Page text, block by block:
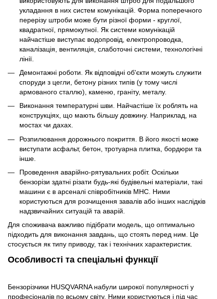
укладання в них систем комунікацій. Форма поперечного
перерізу штроби може бути різної форми - круглої,
квадратної, прямокутної. Як системи комунікацій
найчастіше виступає водопровід, електропроводка,
каналізація, вентиляція, слаботочні системи, технологічні
лінії.
Демонтажні роботи. Як відповідні об'єкти можуть служити
споруди з цегли, бетону різних типів (у тому числі
армованого сталлю), каменю, граніту, металу.
Виконання температурні шви. Найчастіше їх роблять на
конструкціях, що мають більшу довжину. Наприклад, на
мостах чи дахах.
Розпилювання дорожнього покриття. В його якості може
виступати асфальт, бетон, тротуарна плитка, бордюри та
інше.
Проведення аварійно-рятувальних робіт. Оскільки
бензорізи здатні різати будь-які будівельні матеріали, такі
машини є в арсеналі співробітників МНС. Ними
користуються для розчищення завалів або інших наслідків
надзвичайних ситуацій та аварій.
Для споживача важливо підібрати модель, що оптимально
підходить для виконання завдань, що стоять перед ним. Це
стосується як типу приводу, так і технічних характеристик.
Особливості та спеціальні функції
Бензорізчики HUSQVARNA набули широкої популярності у
професіоналів по всьому світу. Ними користуються і під час